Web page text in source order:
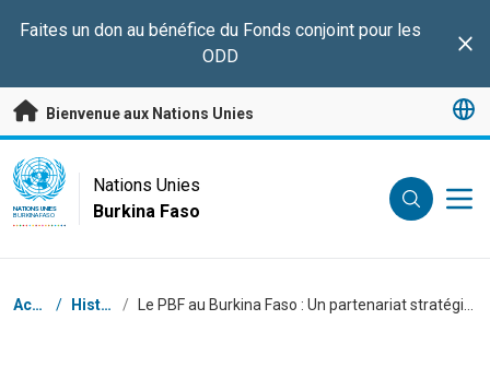
Faites un don au bénéfice du Fonds conjoint pour les
ODD
Bienvenue aux Nations Unies
UN Logo
NATIONS UNIES
BURKINA FASO
Nations Unies
Burkina Faso
Fil d'Ariane
Accueil / Histoires /